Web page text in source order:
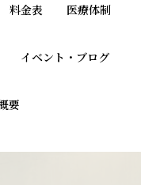
料金表 医療体制
イベント・ブログ
要